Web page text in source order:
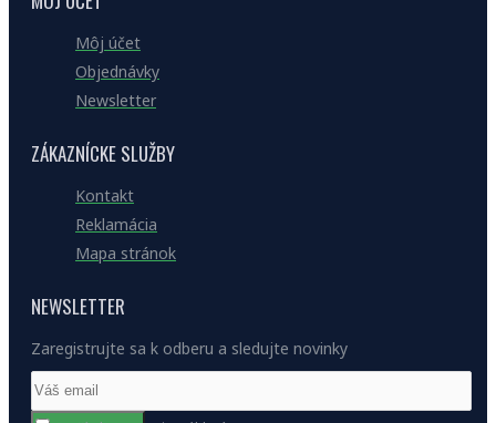
Môj účet
Objednávky
Newsletter
ZÁKAZNÍCKE SLUŽBY
Kontakt
Reklamácia
Mapa stránok
NEWSLETTER
Zaregistrujte sa k odberu a sledujte novinky